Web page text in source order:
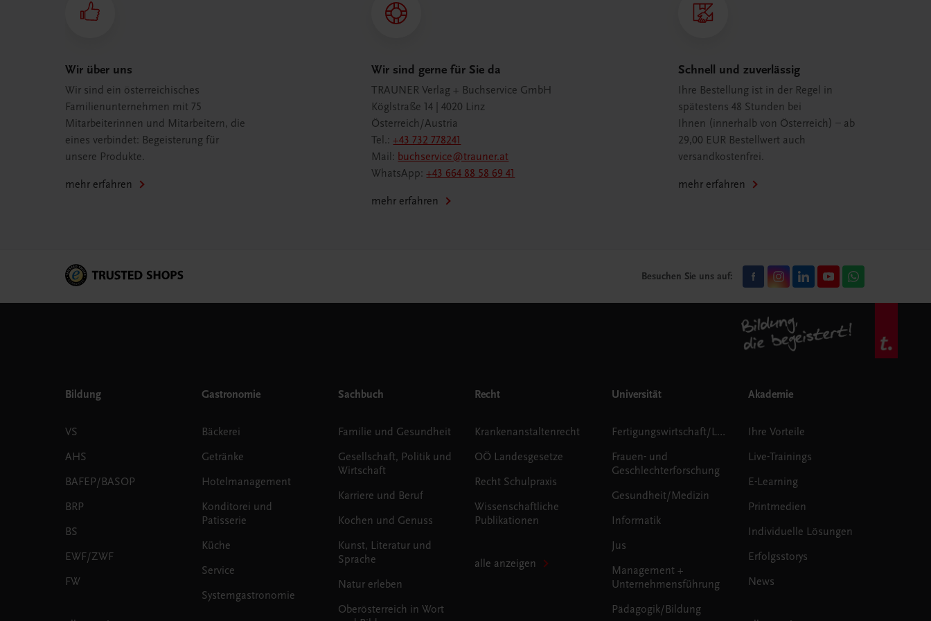
Wir über uns
Wir sind ein österreichisches
Familienunternehmen mit 75
Mitarbeiterinnen und Mitarbeitern, die
eines verbindet: Begeisterung für
unsere Produkte.
mehr erfahren
Wir sind gerne für Sie da
TRAUNER Verlag + Buchservice GmbH
Köglstraße 14 | 4020 Linz
Österreich/Austria
Tel.:+43 732 778241
Mail: buchservice@trauner.at
WhatsApp:+43 664 88 58 69 41
mehr erfahren
Schnell und zuverlässig
Ihre Bestellung ist in der Regel in
spätestens 48 Stunden bei
Ihnen (innerhalb von Österreich) – ab
29,00 EUR Bestellwert auch
versandkostenfrei.
mehr erfahren
Besuchen Sie uns auf:
Bildung
VS
AHS
BAFEP/BASOP
BRP
BS
EWF/ZWF
FW
Gastronomie
Bäckerei
Getränke
Hotelmanagement
Konditorei und
Patisserie
Küche
Service
Systemgastronomie
Sachbuch
Familie und Gesundheit
Gesellschaft, Politik und
Wirtschaft
Karriere und Beruf
Kochen und Genuss
Kunst, Literatur und
Sprache
Natur erleben
Oberösterreich in Wort
Recht
Krankenanstaltenrecht
OÖ Landesgesetze
Recht Schulpraxis
Wissenschaftliche
Publikationen
alle anzeigen
Universität
Fertigungswirtschaft/Logistik
Frauen- und
Geschlechterforschung
Gesundheit/Medizin
Informatik
Jus
Management +
Unternehmensführung
Pädagogik/Bildung
Akademie
Ihre Vorteile
Live-Trainings
E-Learning
Printmedien
Individuelle Lösungen
Erfolgsstorys
News